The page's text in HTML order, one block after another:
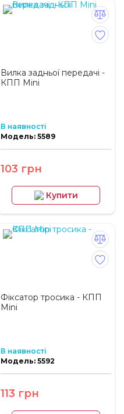
Вилка задньої передачі -
КПП Mini
В наявності
Модель: 5589
103 грн
Купити
Фіксатор тросика - КПП
Mini
В наявності
Модель: 5592
113 грн